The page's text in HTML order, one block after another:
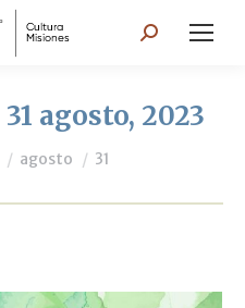
Search:
31 agosto, 2023
agosto 31